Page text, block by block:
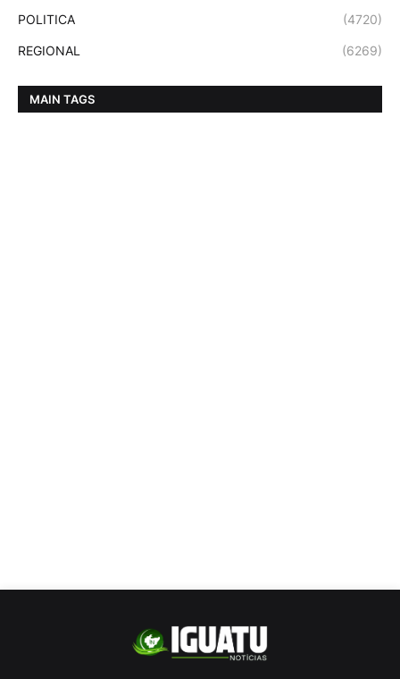
POLITICA (4720)
REGIONAL (6269)
MAIN TAGS